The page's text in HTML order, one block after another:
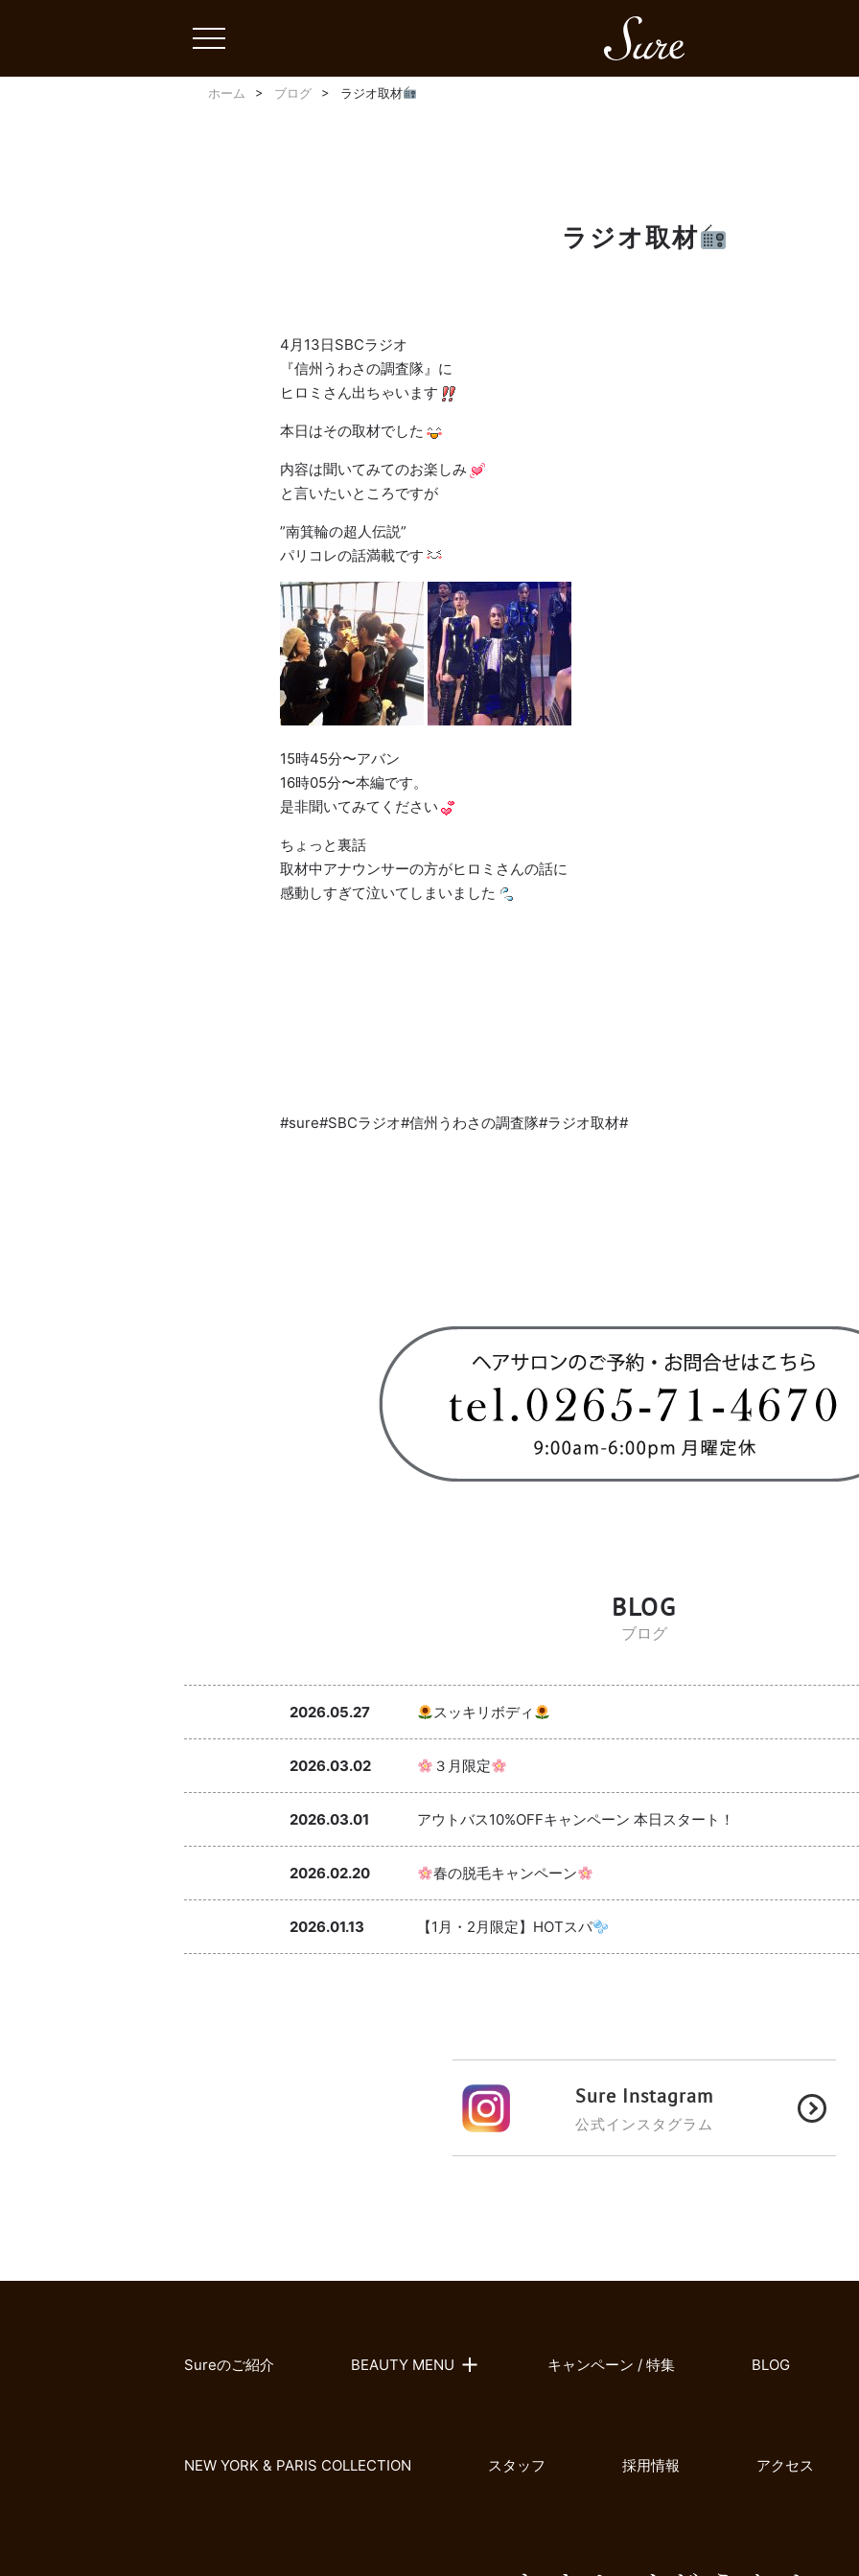
toggle
ホーム ブログ ラジオ取材
ラジオ取材
4月13日SBCラジオ
『信州うわさの調査隊』に
ヒロミさん出ちゃいます
本日はその取材でした
内容は聞いてみてのお楽しみ
と言いたいところですが
”南箕輪の超人伝説”
パリコレの話満載です
15時45分〜アバン
16時05分〜本編です。
是非聞いてみてください
ちょっと裏話
取材中アナウンサーの方がヒロミさんの話に
感動しすぎて泣いてしまいました
#sure#SBCラジオ#信州うわさの調査隊#ラジオ取材#
BLOG
ブログ
2026.05.27 スッキリボディ
2026.03.02 ３月限定
2026.03.01 アウトバス10%OFFキャンペーン 本日スタート！
2026.02.20 春の脱毛キャンペーン
2026.01.13 【1月・2月限定】HOTスパ
Sure Instagram
公式インスタグラム
Sureのご紹介 BEAUTY MENU キャンペーン / 特集 BLOG
NEW YORK & PARIS COLLECTION スタッフ 採用情報 アクセス